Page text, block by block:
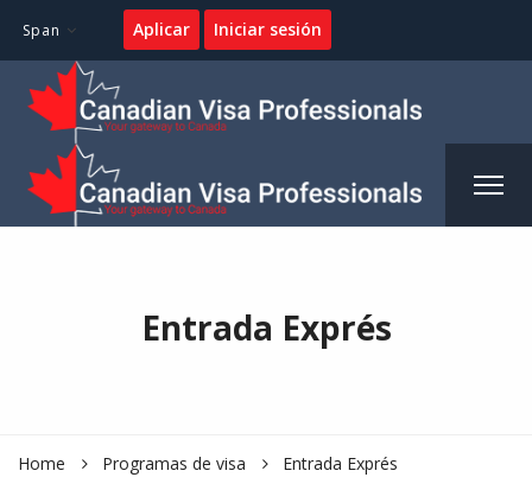
Span Aplicar Iniciar sesión
Entrada Exprés
Home Programas de visa Entrada Exprés